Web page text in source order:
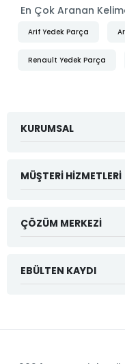
En Çok Aranan
Arif Yedek Parça
Renault Yedek Parça
KURUMSAL
MÜŞTERI HIZMETLERI
ÇÖZÜM MERKEZI
EBÜLTEN KAYDI